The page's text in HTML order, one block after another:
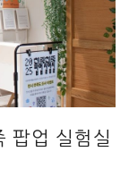
팝업 실험실